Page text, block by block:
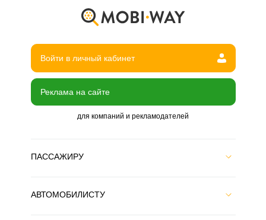
Войти в личный кабинет
Реклама на сайте
для компаний и рекламодателей
ПАССАЖИРУ
АВТОМОБИЛИСТУ